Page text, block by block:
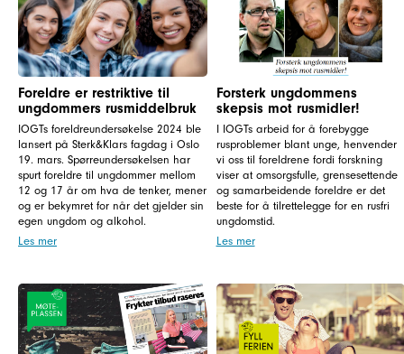
Foreldre er restriktive til
ungdommers rusmiddelbruk
IOGTs foreldreundersøkelse 2024 ble
lansert på Sterk&Klars fagdag i Oslo
19. mars. Spørreundersøkelsen har
spurt foreldre til ungdommer mellom
12 og 17 år om hva de tenker, mener
og er bekymret for når det gjelder sin
egen ungdom og alkohol.
Les mer
Forsterk ungdommens
skepsis mot rusmidler!
I IOGTs arbeid for å forebygge
rusproblemer blant unge, henvender
vi oss til foreldrene fordi forskning
viser at omsorgsfulle, grensesettende
og samarbeidende foreldre er det
beste for å tilrettelegge for en rusfri
ungdomstid.
Les mer